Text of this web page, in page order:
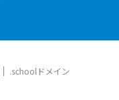
.schoolドメイン